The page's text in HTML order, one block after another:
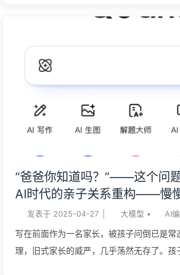
有了想深入探究的想法。 一个入口，处理
能完成的事情传统意义上的“拍照工具”，只
→生成”。 你不需要在多个App之间跳转，
流程，它把复杂的多步任务变成了一个简单
查找原始出处 → 智能总结 → 输出结构化综述草稿
堂板书或会议白板照片 拍照后自动识别文字 → 去手写背景 → 提
取要点 → 自动生成学习笔记或行动计划。 📊 一张健康报告或财
报截图...
“爸爸你知道吗？”——这个问
AI时代的亲子关系重构——慢
发表于 2025-04-27 大模型 • AI
写在前面作为一名家长，被孩子问倒已是常
理，旧式家长的威严，几乎荡然无存了。孩